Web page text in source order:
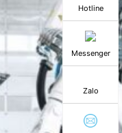
Hotline
Messenger
Zalo